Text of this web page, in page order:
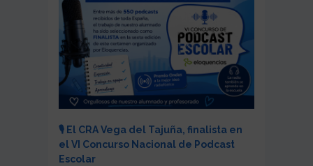
🎙️ El CRA Vega del Tajuña, finalista en
el VI Concurso Nacional de Podcast
Escolar